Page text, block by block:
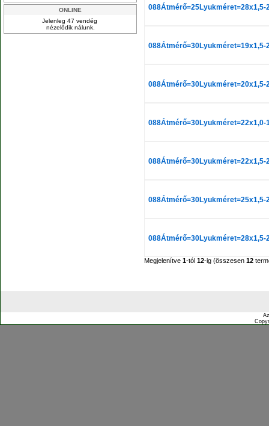
ONLINE
Jelenleg 47 vendég
nézelődik nálunk.
088Átmérő=25Lyukméret=28x1,5-
088Átmérő=30Lyukméret=19x1,5-
088Átmérő=30Lyukméret=20x1,5-
088Átmérő=30Lyukméret=22x1,0-
088Átmérő=30Lyukméret=22x1,5-
088Átmérő=30Lyukméret=25x1,5-
088Átmérő=30Lyukméret=28x1,5-
Megjelenítve1-tól12-ig (összesen12